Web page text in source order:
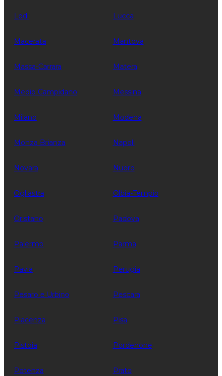
Lodi Lucca
Macerata Mantova
Massa-Carrara Matera
Medio Campidano Messina
Milano Modena
Monza Brianza Napoli
Novara Nuoro
Ogliastra Olbia-Tempio
Oristano Padova
Palermo Parma
Pavia Perugia
Pesaro e Urbino Pescara
Piacenza Pisa
Pistoia Pordenone
Potenza Prato